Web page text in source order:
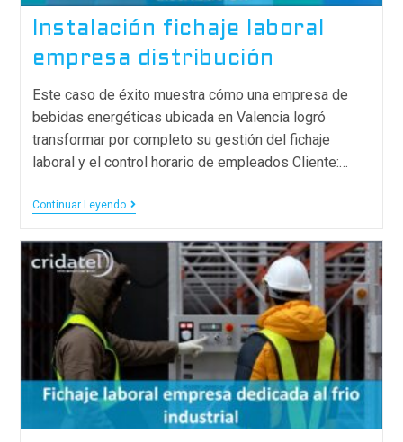
Instalación fichaje laboral
empresa distribución
Este caso de éxito muestra cómo una empresa de
bebidas energéticas ubicada en Valencia logró
transformar por completo su gestión del fichaje
laboral y el control horario de empleados Cliente:…
Continuar Leyendo